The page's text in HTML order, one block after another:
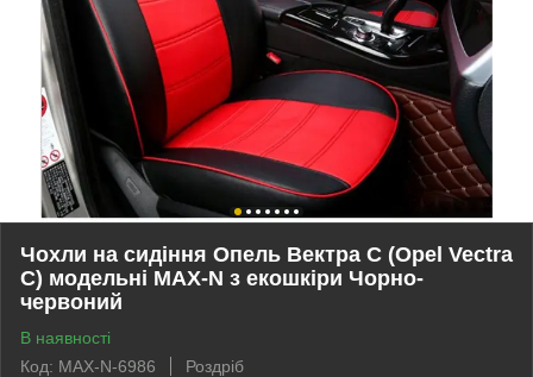
Чохли на сидіння Опель Вектра С (Opel Vectra
C) модельні MAX-N з екошкіри Чорно-
червоний
В наявності
Код: MAX-N-6986
Роздріб